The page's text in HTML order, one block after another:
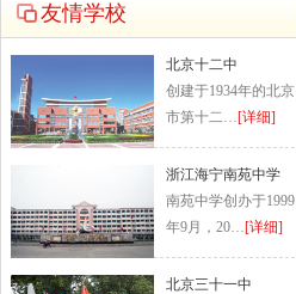
友情学校
北京十二中
创建于1934年的北京
市第十二…[详细]
浙江海宁南苑中学
南苑中学创办于1999
年9月，20…[详细]
北京三十一中